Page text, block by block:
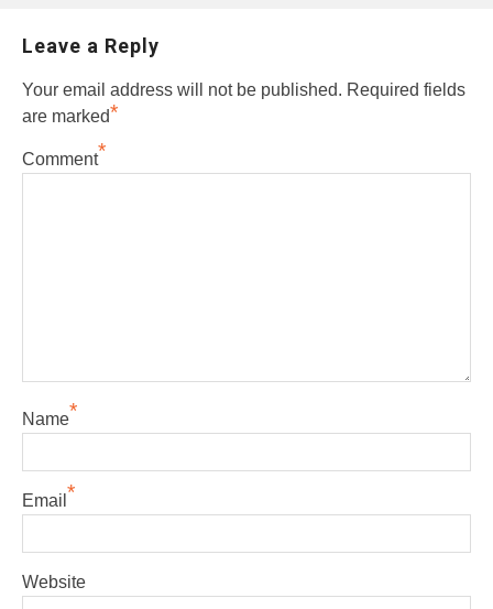
Leave a Reply
Your email address will not be published. Required fields
are marked*
Comment*
Name*
Email *
Website